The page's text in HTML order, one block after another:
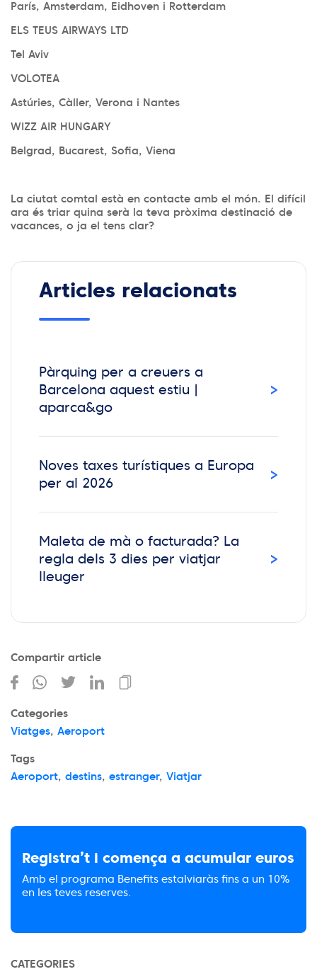
París, Amsterdam, Eidhoven i Rotterdam
ELS TEUS AIRWAYS LTD
Tel Aviv
VOLOTEA
Astúries, Càller, Verona i Nantes
WIZZ AIR HUNGARY
Belgrad, Bucarest, Sofia, Viena
La ciutat comtal està en contacte amb el món. El difícil
ara és triar quina serà la teva pròxima destinació de
vacances, o ja el tens clar?
Articles relacionats
Pàrquing per a creuers a
Barcelona aquest estiu |
aparca&go
›
Noves taxes turístiques a Europa
per al 2026
›
Maleta de mà o facturada? La
regla dels 3 dies per viatjar
lleuger
›
Compartir article
Categories
Viatges, Aeroport
Tags
Aeroport, destins, estranger, Viatjar
Registra’t i comença a acumular euros
Amb el programa Benefits estalviaràs fins a un 10%
en les teves reserves.
CATEGORIES